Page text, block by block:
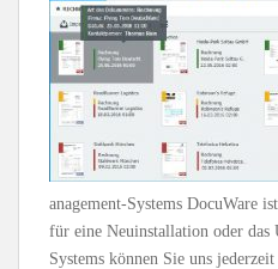
anagement-Systems DocuWare
für eine Neuinstallation oder das
Systems können Sie uns